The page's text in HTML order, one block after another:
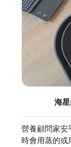
海
營養顧問家安
時會用蒸的或